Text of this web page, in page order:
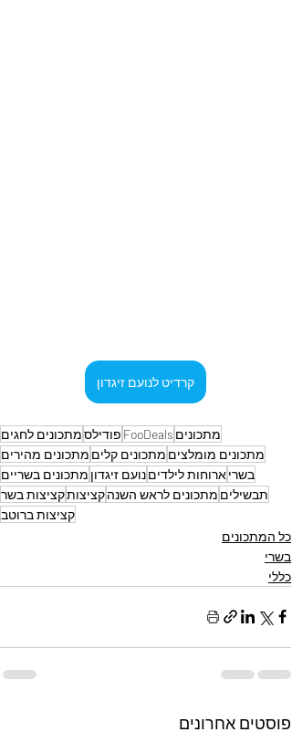
קרדיט לנועם זיגדון
מתכונים FooDeals פודילסמתכונים לחגים
מתכונים מומלצים מתכונים קלים מתכונים מהירים
בשריארוחות לילדיםנועם זיגדון מתכונים בשריים
תבשילים מתכונים לראש השנהקציצותקציצות בשר
קציצות ברוטב
כל המתכונים
בשרי
כללי
פוסטים אחרונים